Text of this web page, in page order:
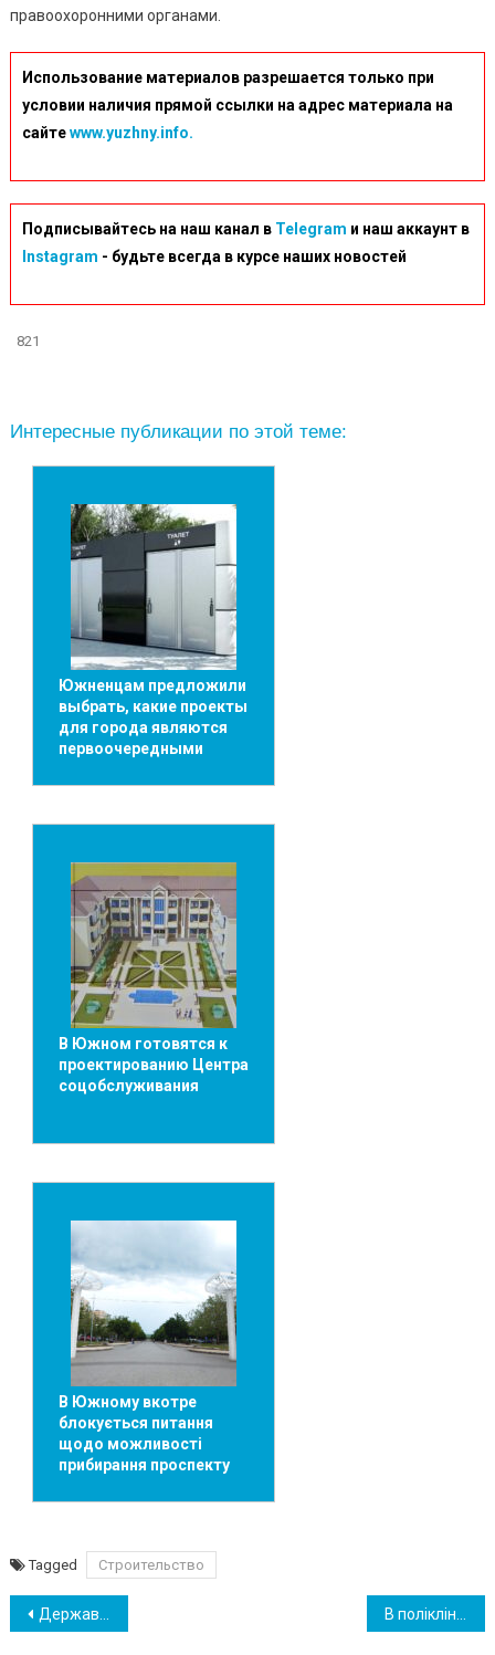
правоохоронними органами.
Использование материалов разрешается только при
условии наличия прямой ссылки на адрес материала на
сайтеwww.yuzhny.info.
Подписывайтесь на наш канал в Telegram и наш аккаунт в
Instagram - будьте всегда в курсе наших новостей
821
Интересные публикации по этой теме:
Южненцам предложили
выбрать, какие проекты
для города являются
первоочередными
В Южном готовятся к
проектированию Центра
соцобслуживания
В Южному вкотре
блокується питання
щодо можливості
прибирання проспекту
Tagged Строительство
Навігація
Державне підприємство «Морський торговельний порт «Южний» змінило назву